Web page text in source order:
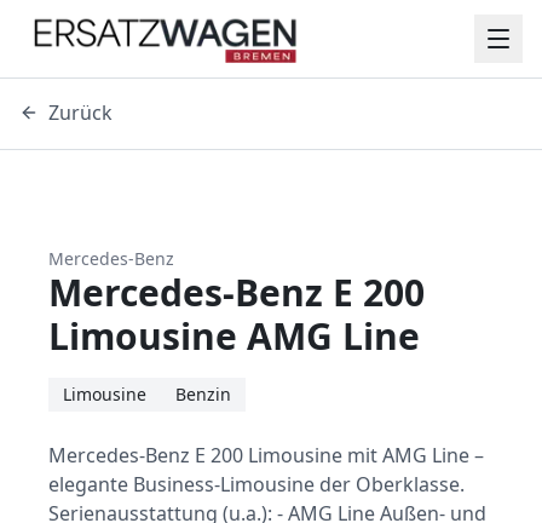
Zurück
Mercedes-Benz
Mercedes-Benz E 200
Limousine AMG Line
Limousine Benzin
Mercedes-Benz E 200 Limousine mit AMG Line –
elegante Business-Limousine der Oberklasse.
Serienausstattung (u.a.): - AMG Line Außen- und